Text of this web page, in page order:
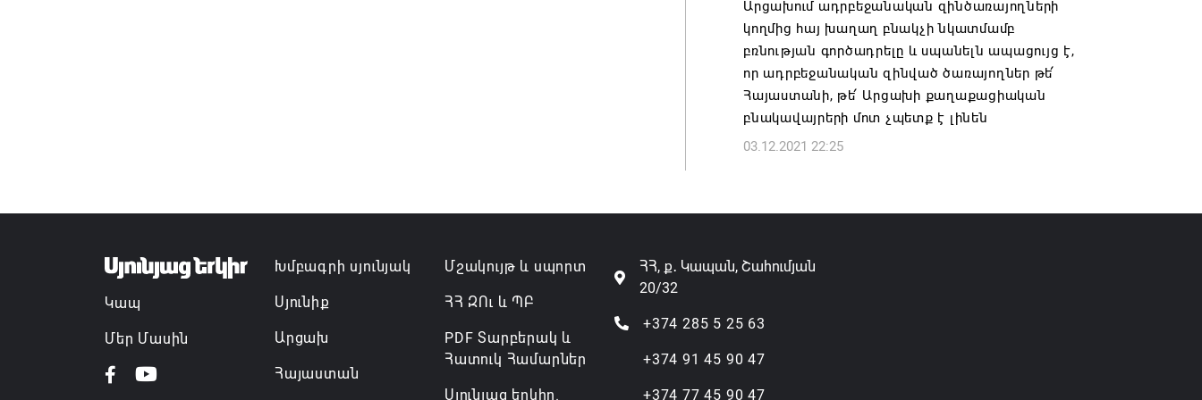
Անդրանիկ Սիմոնյանը վերանշանակվել է ԱԱԾ
տնօրեն, իսկ նրա տեղակալ Արամ Հակոբյանն
ազատվել է պաշտոնից
06.08.2026 14:16
06.08.2026 12:45
Արցախում ադրբեջանական զինծառայողների
կողմից հայ խաղաղ բնակչի նկատմամբ
բռնության գործադրելը և սպանելն ապացույց է,
որ ադրբեջանական զինված ծառայողներ թե՛
Հայաստանի, թե՛ Արցախի քաղաքացիական
բնակավայրերի մոտ չպետք է լինեն
03.12.2021 22:25
Կապ
Մեր Մասին
Խմբագրի սյունյակ
Սյունիք
Արցախ
Հայաստան
Մշակույթ և սպորտ
ՀՀ ԶՈւ և ՊԲ
PDF Տարբերակ և
Հատուկ Համարներ
Սյունյաց երկիր.
ՀՀ, ք․ Կապան, Շահումյան
20/32
+374 285 5 25 63
+374 91 45 90 47
+374 77 45 90 47